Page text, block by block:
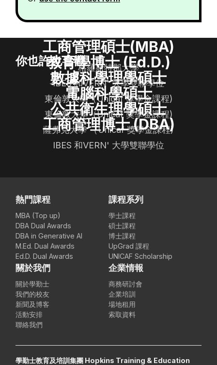
你也許也喜歡
工商管理碩士(MBA)
格羅斯特郡大學
教育學博士 (Ed.D.)
IBES 和VERN' 大學雙聯學位
數據科學理學碩士
東倫敦大學（Unicaf 獎學金課程)
電腦科學碩士
東倫敦大學（Unicaf 獎學金課程)
公共衛生理學碩士
薩弗克大學 （Unicaf 獎學金課程)
工商管理博士 (DBA)
IBES 和VERN' 大學雙聯學位
熱門課程
MBA (Top up)
DBA Dual Awards
DBA in Generative AI
M.Ed. Dual Awards
Ed.D. Dual Awards
課程系列
學士課程
碩士課程
博士課程
UpGrad 課程
UNICAF Scholarship
關於我們
關於學勤士
我們的校友
新聞及博客
活動安排
聯絡我們
企業情報
商務研討會
企業培訓
場地租用
索取資料
學勤士教育及培訓集團 Hopkins Training & Education